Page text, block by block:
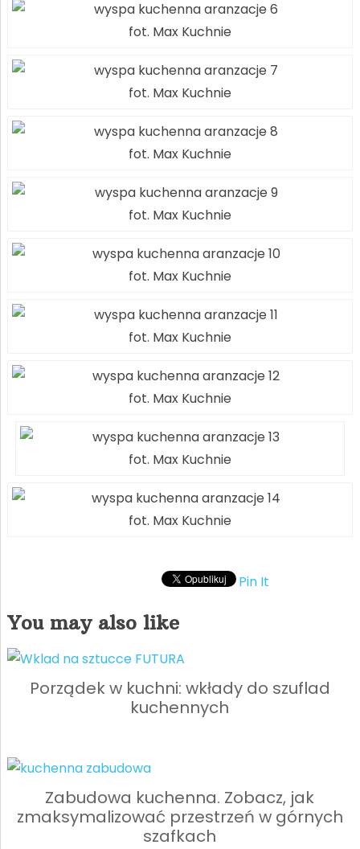
fot. Max Kuchnie
fot. Max Kuchnie
fot. Max Kuchnie
fot. Max Kuchnie
fot. Max Kuchnie
fot. Max Kuchnie
fot. Max Kuchnie
fot. Max Kuchnie
fot. Max Kuchnie
Pin It
You may also like
Porządek w kuchni: wkłady do szuflad
kuchennych
Zabudowa kuchenna. Zobacz, jak
zmaksymalizować przestrzeń w górnych
szafkach